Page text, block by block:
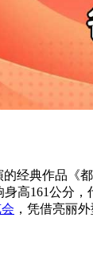
经典作品《
高161公分
，凭借亮丽